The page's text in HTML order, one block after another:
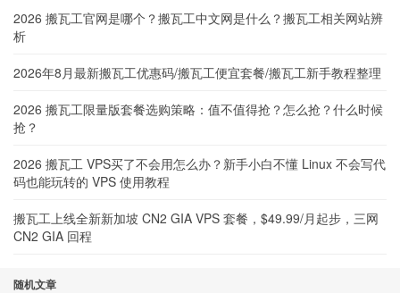
2026 搬瓦工官网是哪个？搬瓦工中文网是什么？搬瓦工相关网站辨
析
2026年8月最新搬瓦工优惠码/搬瓦工便宜套餐/搬瓦工新手教程整理
2026 搬瓦工限量版套餐选购策略：值不值得抢？怎么抢？什么时候
抢？
2026 搬瓦工 VPS买了不会用怎么办？新手小白不懂 Linux 不会写代
码也能玩转的 VPS 使用教程
搬瓦工上线全新新加坡 CN2 GIA VPS 套餐，$49.99/月起步，三网
CN2 GIA 回程
随机文章